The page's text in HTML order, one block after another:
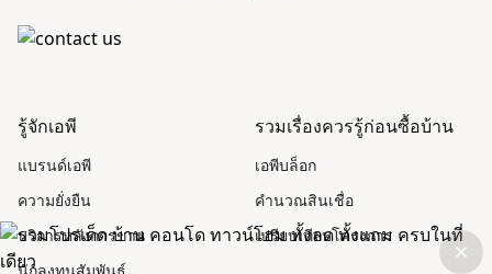
รู้จักเอพี
แบรนด์เอพี
ความยั่งยืน
บริการหลังการขาย
รวมเรื่องควรรู้ก่อนซื้อบ้าน
เอพีบล็อก
คำนวณสินเชื่อ
เปรียบเทียบโครงการ